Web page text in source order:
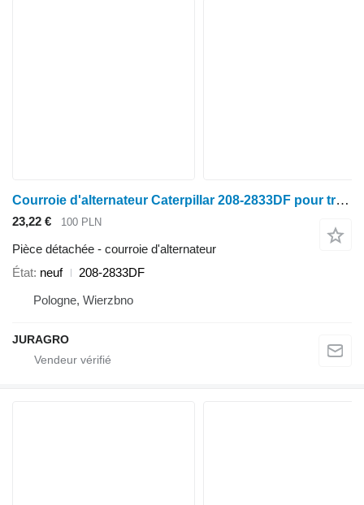
Courroie d'alternateur Caterpillar 208-2833DF pour tracteur à roues
23,22 € 100 PLN
Pièce détachée - courroie d'alternateur
État neuf
208-2833DF
Pologne, Wierzbno
JURAGRO